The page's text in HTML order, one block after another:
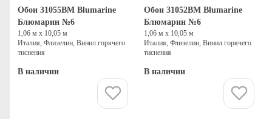
Обои 31055BM Blumarine
Блюмарин №6
1,06 м х 10,05 м
Италия, Флизелин, Винил горячего
тиснения
В наличии
Обои 31052BM Blumarine
Блюмарин №6
1,06 м х 10,05 м
Италия, Флизелин, Винил горячего
тиснения
В наличии